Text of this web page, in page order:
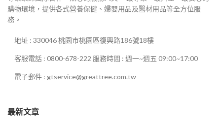
購物環境，提供各式營養保健、婦嬰用品及醫材用品等全方位服
務。
地址 : 330046 桃園市桃園區復興路186號18樓
客服電話 : 0800-678-222 服務時間 : 週一~週五 09:00~17:00
電子郵件 : gtservice@greattree.com.tw
最新文章